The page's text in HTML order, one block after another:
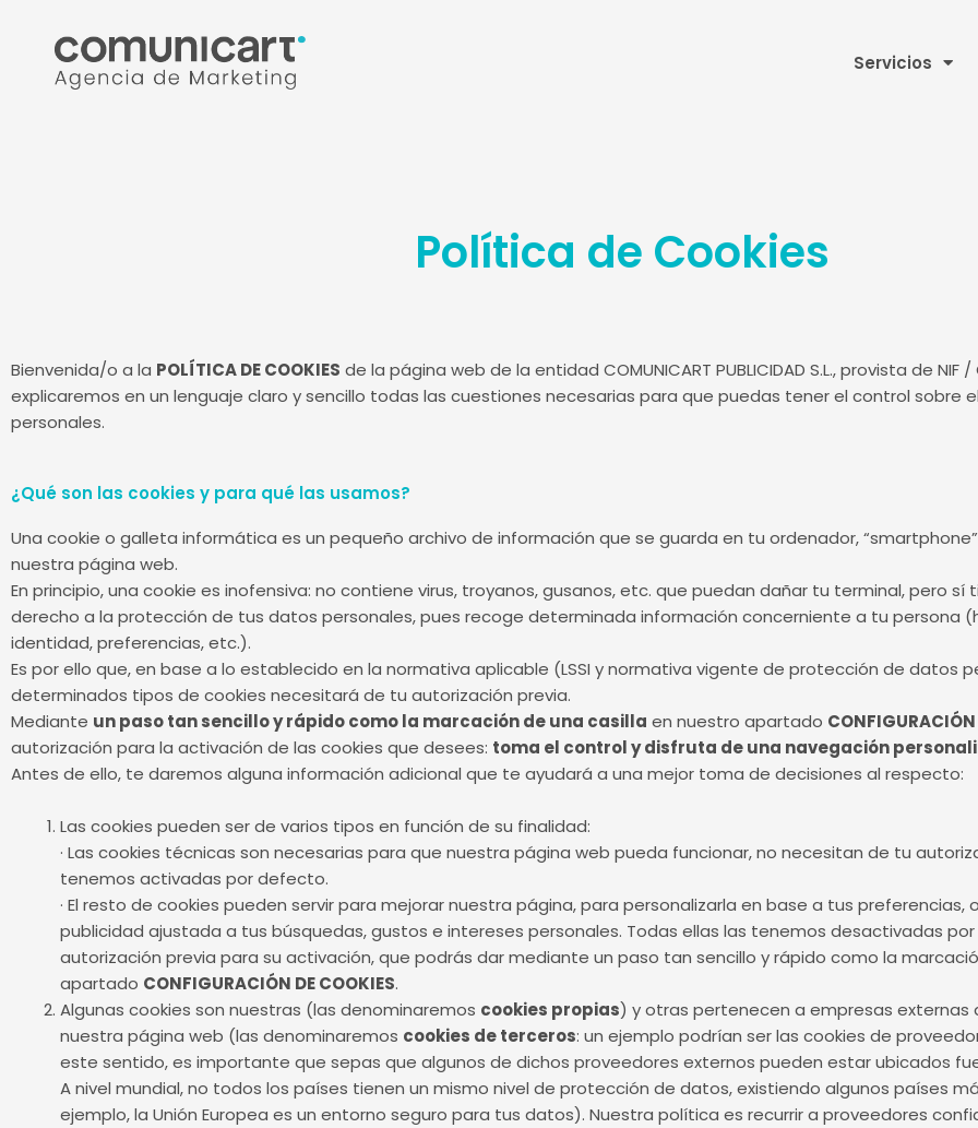
contenido
Servicios
Política de Cookies
Bienvenida/o a la POLÍTICA DE COOKIES de la página web de la entidad COMUNICART PUBLICIDAD S.L., provista de NIF /
explicaremos en un lenguaje claro y sencillo todas las cuestiones necesarias para que puedas tener el control sobre
personales.
¿Qué son las cookies y para qué las usamos?
Una cookie o galleta informática es un pequeño archivo de información que se guarda en tu ordenador,
nuestra página web.
En principio, una cookie es inofensiva: no contiene virus, troyanos, gusanos, etc. que puedan dañar tu terminal, pero
derecho a la protección de tus datos personales, pues recoge determinada información concerniente a tu persona
identidad, preferencias, etc.).
Es por ello que, en base a lo establecido en la normativa aplicable (LSSI y normativa vigente de protección de datos
determinados tipos de cookies necesitará de tu autorización previa.
Mediante un paso tan sencillo y rápido como la marcación de una casilla en nuestro apartado CONFIGURACIÓN
autorización para la activación de las cookies que desees: toma el control y disfruta de una navegación
Antes de ello, te daremos alguna información adicional que te ayudará a una mejor toma de decisiones al respecto:
Las cookies pueden ser de varios tipos en función de su finalidad:
· Las cookies técnicas son necesarias para que nuestra página web pueda funcionar, no necesitan de tu
tenemos activadas por defecto.
· El resto de cookies pueden servir para mejorar nuestra página, para personalizarla en base a tus
publicidad ajustada a tus búsquedas, gustos e intereses personales. Todas ellas las tenemos desactivadas
autorización previa para su activación, que podrás dar mediante un paso tan sencillo y rápido como la
apartado CONFIGURACIÓN DE COOKIES.
Algunas cookies son nuestras (las denominaremos cookies propias) y otras pertenecen a empresas externas
nuestra página web (las denominaremos cookies de terceros: un ejemplo podrían ser las cookies de
este sentido, es importante que sepas que algunos de dichos proveedores externos pueden estar ubicados
A nivel mundial, no todos los países tienen un mismo nivel de protección de datos, existiendo algunos países
ejemplo, la Unión Europea es un entorno seguro para tus datos). Nuestra política es recurrir a proveedores